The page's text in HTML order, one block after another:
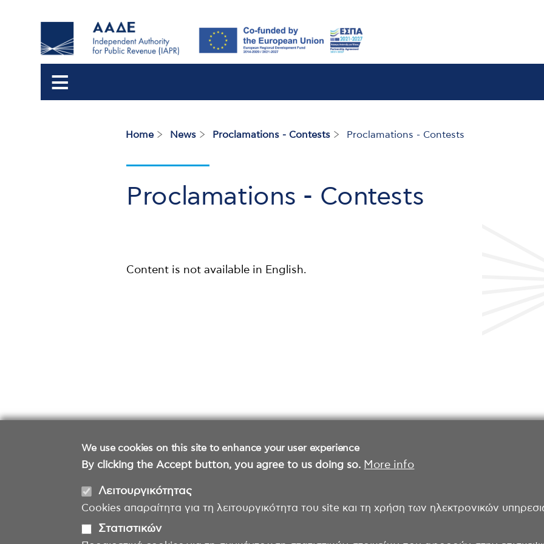
We use cookies on this site to enhance your user experience
By clicking the Accept button, you agree to us doing so. More info
Λειτουργικότητας
Cookies απαραίτητα για τη λειτουργικότητα του site και τη χρήση των ηλεκτρονικών
Στατιστικών
Home News Proclamations - Contests Proclamations - Contests
Proclamations - Contests
Content is not available in English.